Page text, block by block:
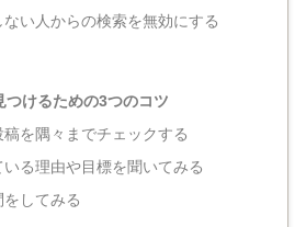
い人からの検索を無効にする
つけるための3つのコツ
を隅々までチェックする
る理由や目標を聞いてみる
してみる